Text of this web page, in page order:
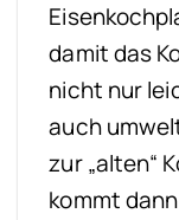
damit das
nicht nur
auch
zur „alten“
kommt